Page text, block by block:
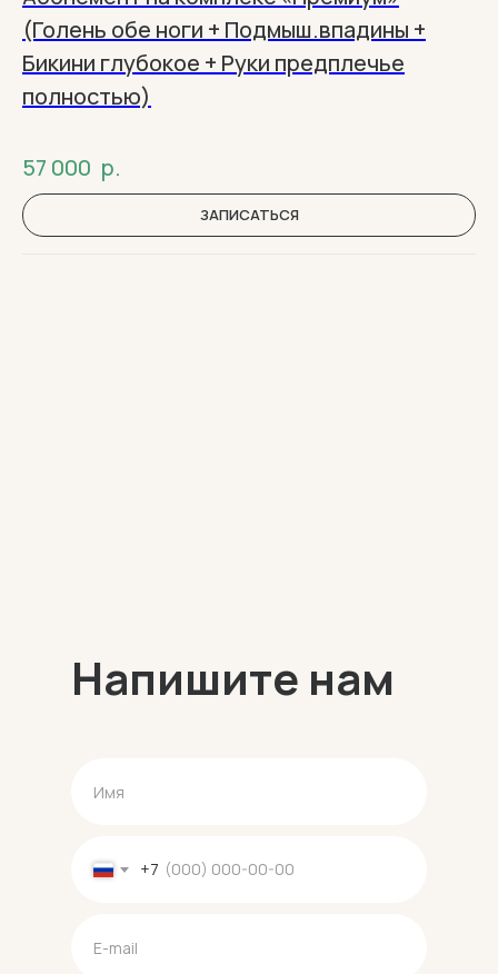
(Голень обе ноги + Подмыш.впадины +
Бикини глубокое + Руки предплечье
полностью)
57 000 р.
ЗАПИСАТЬСЯ
Напишите нам
+7